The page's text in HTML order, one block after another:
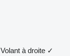
Volant à droite ✓